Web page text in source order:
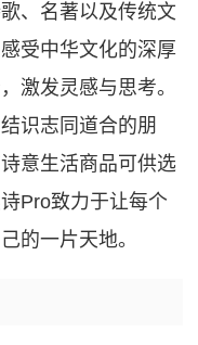
、名著以及传统文
受中华文化的深厚
激发灵感与思考。
识志同道合的朋
意生活商品可供选
Pro致力于让每个
的一片天地。